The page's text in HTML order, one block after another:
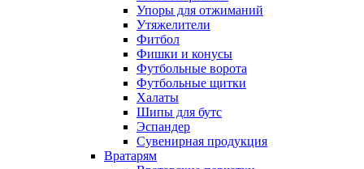
Упоры для отжиманий
Утяжелители
Фитбол
Фишки и конусы
Футбольные ворота
Футбольные щитки
Халаты
Шипы для бутс
Эспандер
Сувенирная продукция
Вратарям